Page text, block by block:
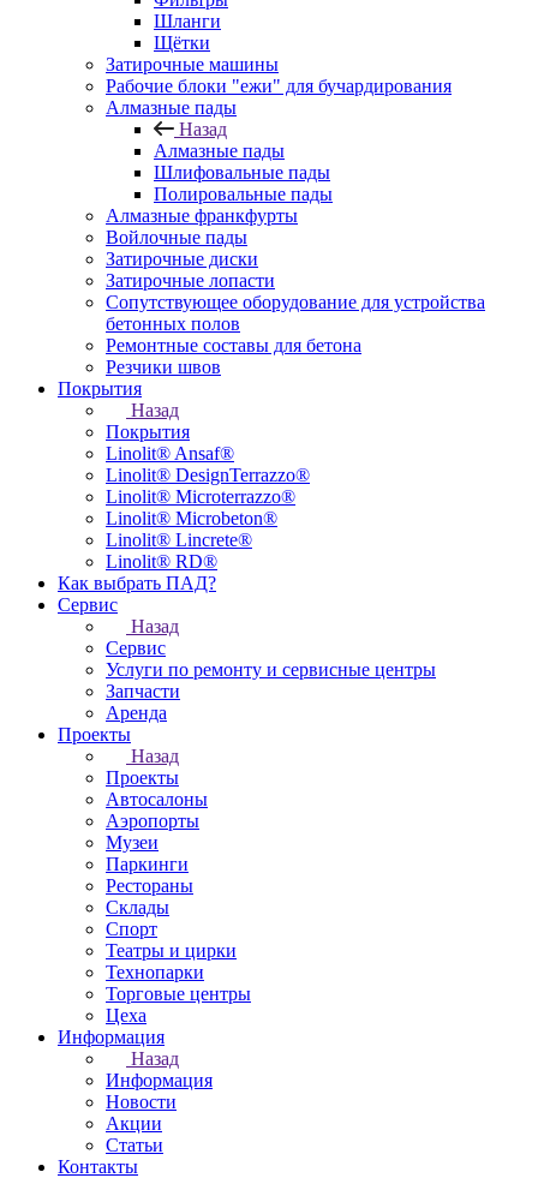
Шланги
Щётки
Затирочные машины
Рабочие блоки "ежи" для бучардирования
Алмазные пады
Назад
Алмазные пады
Шлифовальные пады
Полировальные пады
Алмазные франкфурты
Войлочные пады
Затирочные диски
Затирочные лопасти
Сопутствующее оборудование для устройства
бетонных полов
Ремонтные составы для бетона
Резчики швов
Покрытия
Назад
Покрытия
Linolit® Ansaf®
Linolit® DesignTerrazzo®
Linolit® Microterrazzo®
Linolit® Microbeton®
Linolit® Lincrete®
Linolit® RD®
Как выбрать ПАД?
Сервис
Назад
Сервис
Услуги по ремонту и сервисные центры
Запчасти
Аренда
Проекты
Назад
Проекты
Автосалоны
Аэропорты
Музеи
Паркинги
Рестораны
Склады
Спорт
Театры и цирки
Технопарки
Торговые центры
Цеха
Информация
Назад
Информация
Новости
Акции
Статьи
Контакты